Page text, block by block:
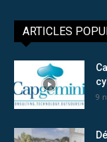
ARTICLES
9